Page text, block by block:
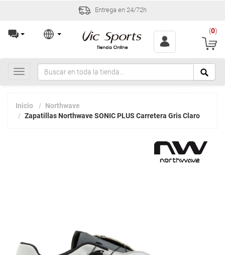
Entrega en 24/72h
(0)
Toggle
navigation
Inicio
Northwave
Zapatillas Northwave SONIC PLUS Carretera Gris Claro